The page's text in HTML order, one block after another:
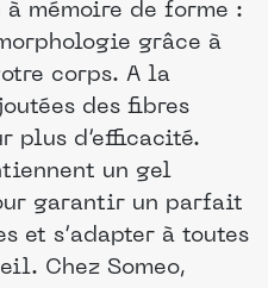
mémoire de forme :
grâce à
corps. A la
des fibres
plus d’efficacité.
un gel
garantir un parfait
et s’adapter à toutes
Chez Someo,